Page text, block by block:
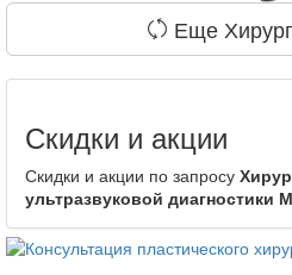
Еще
Скидки и акции
Скидки и акции по запросу
ультразвуковой диагностики